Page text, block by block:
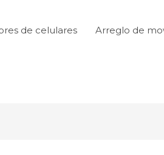
de celulares Arreglo de